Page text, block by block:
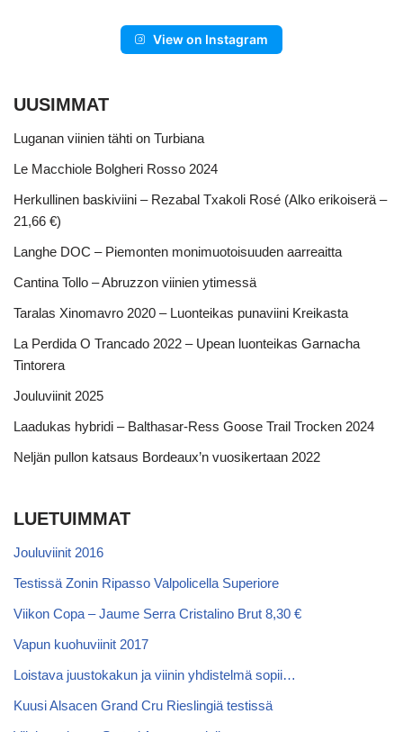
View on Instagram
UUSIMMAT
Luganan viinien tähti on Turbiana
Le Macchiole Bolgheri Rosso 2024
Herkullinen baskiviini – Rezabal Txakoli Rosé (Alko erikoiserä –
21,66 €)
Langhe DOC – Piemonten monimuotoisuuden aarreaitta
Cantina Tollo – Abruzzon viinien ytimessä
Taralas Xinomavro 2020 – Luonteikas punaviini Kreikasta
La Perdida O Trancado 2022 – Upean luonteikas Garnacha
Tintorera
Jouluviinit 2025
Laadukas hybridi – Balthasar-Ress Goose Trail Trocken 2024
Neljän pullon katsaus Bordeaux’n vuosikertaan 2022
LUETUIMMAT
Jouluviinit 2016
Testissä Zonin Ripasso Valpolicella Superiore
Viikon Copa – Jaume Serra Cristalino Brut 8,30 €
Vapun kuohuviinit 2017
Loistava juustokakun ja viinin yhdistelmä sopii…
Kuusi Alsacen Grand Cru Rieslingiä testissä